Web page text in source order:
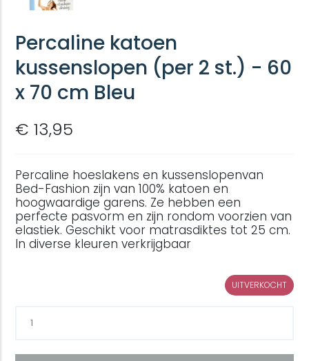
Percaline katoen
kussenslopen (per 2 st.) - 60
x 70 cm Bleu
€ 13,95
Percaline hoeslakens en kussenslopenvan
Bed-Fashion zijn van 100% katoen en
hoogwaardige garens. Ze hebben een
perfecte pasvorm en zijn rondom voorzien van
elastiek. Geschikt voor matrasdiktes tot 25 cm.
In diverse kleuren verkrijgbaar
UITVERKOCHT